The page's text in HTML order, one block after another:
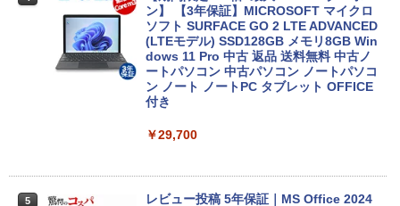
ン】 【3年保証】MICROSOFT マイクロ
ソフト SURFACE GO 2 LTE ADVANCED
(LTEモデル) SSD128GB メモリ8GB Win
dows 11 Pro 中古 返品 送料無料 中古ノ
ートパソコン 中古パソコン ノートパソコ
ン ノート ノートPC タブレット OFFICE
付き
￥29,700
5
レビュー投稿 5年保証｜MS Office 2024